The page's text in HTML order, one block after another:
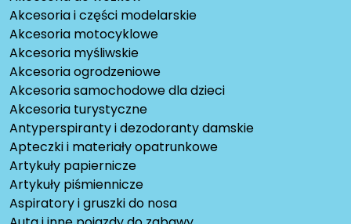
Akcesoria i części modelarskie
Akcesoria motocyklowe
Akcesoria myśliwskie
Akcesoria ogrodzeniowe
Akcesoria samochodowe dla dzieci
Akcesoria turystyczne
Antyperspiranty i dezodoranty damskie
Apteczki i materiały opatrunkowe
Artykuły papiernicze
Artykuły piśmiennicze
Aspiratory i gruszki do nosa